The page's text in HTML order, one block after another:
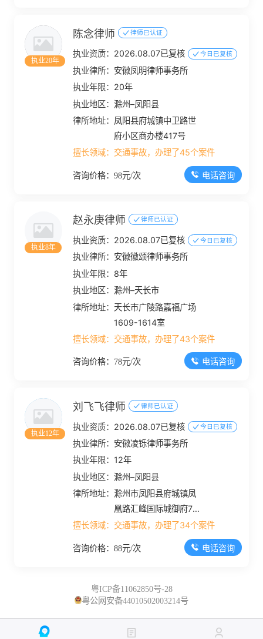
执业20年
陈念律师 律师已认证
执业资质： 2026.08.07已复核 今日已复核
执业律所： 安徽凤明律师事务所
执业年限： 20年
执业地区：滁州–凤阳县
律所地址： 凤阳县府城镇中卫路世
府小区商办楼417号
擅长领域： 交通事故，办理了45个案件
咨询价格：98元/次 电话咨询
执业8年
赵永庚律师 律师已认证
执业资质： 2026.08.07已复核 今日已复核
执业律所： 安徽徽颂律师事务所
执业年限： 8年
执业地区：滁州–天长市
律所地址： 天长市广陵路嘉福广场
1609-1614室
擅长领域： 交通事故，办理了43个案件
咨询价格：78元/次 电话咨询
执业12年
刘飞飞律师 律师已认证
执业资质： 2026.08.07已复核 今日已复核
执业律所： 安徽凌铄律师事务所
执业年限： 12年
执业地区：滁州–凤阳县
律所地址：滁州市凤阳县府城镇凤
凰路汇峰国际城御府7幢
商业353-377号
擅长领域： 交通事故，办理了34个案件
咨询价格：88元/次 电话咨询
粤ICP备11062850号-28
粤公网安备44010502003214号